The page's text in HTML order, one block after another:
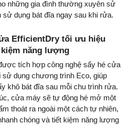
những gia đình thường xuyên sử
sử dụng bát đĩa ngay sau khi rửa.
EfficientDry tối ưu hiệu
năng lượng
tích hợp công nghệ sấy hé cửa
dụng chương trình Eco, giúp
khô bát đĩa sau mỗi chu trình rửa.
cửa máy sẽ tự động hé mở một
thoát ra ngoài một cách tự nhiên,
chóng và tiết kiệm năng lượng